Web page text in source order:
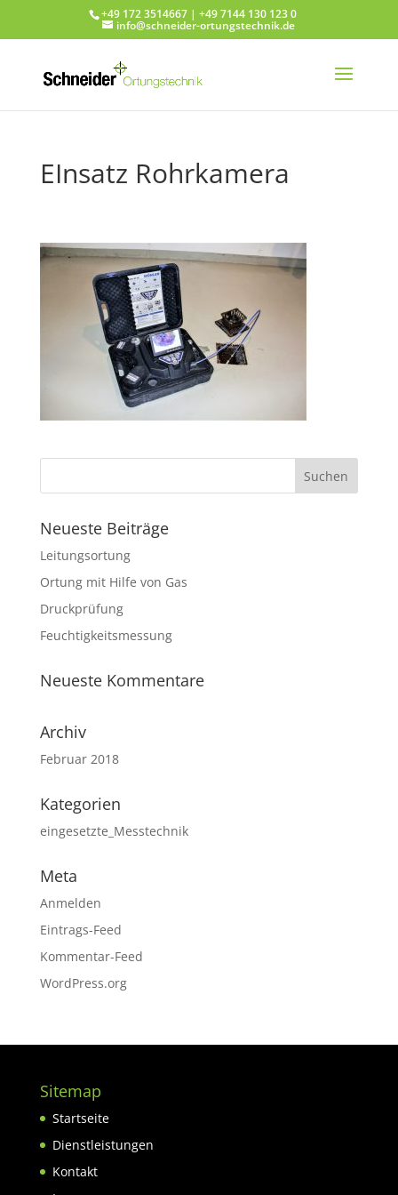
+49 172 3514667 | +49 7144 130 123 0
info@schneider-ortungstechnik.de
EInsatz Rohrkamera
Neueste Beiträge
Leitungsortung
Ortung mit Hilfe von Gas
Druckprüfung
Feuchtigkeitsmessung
Neueste Kommentare
Archiv
Februar 2018
Kategorien
eingesetzte_Messtechnik
Meta
Anmelden
Eintrags-Feed
Kommentar-Feed
WordPress.org
Sitemap
Startseite
Dienstleistungen
Kontakt